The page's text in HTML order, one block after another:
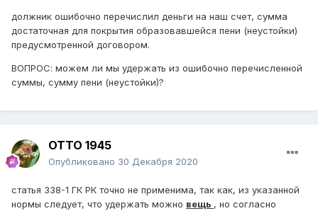
должник ошибочно перечислил деньги на наш счет, сумма
достаточная для покрытия образовавшейся пени (неустойки)
предусмотренной договором.
ВОПРОС: можем ли мы удержать из ошибочно перечисленной
суммы, сумму пени (неустойки)?
ОТТО 1945
Опубликовано 30 Декабря 2020
статья 338-1 ГК РК точно не применима, так как, из указанной
нормы следует, что удержать можно вещь , но согласно